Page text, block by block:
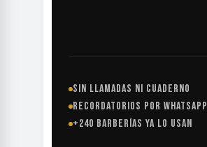
SIN LLAMADAS NI CUADERNO
RECORDATORIOS POR WHATSAPP
+240 BARBERÍAS YA LO USAN